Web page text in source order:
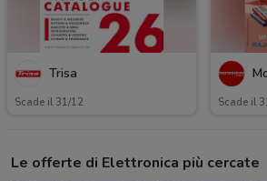
Trisa
Scade il 31/12 Scade il
Le offerte di Elettronica più cercate